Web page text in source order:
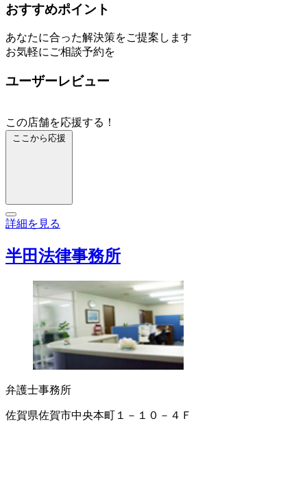
おすすめポイント
あなたに合った解決策をご提案します
お気軽にご相談予約を
ユーザーレビュー
この店舗を応援する！
ここから応援
詳細を見る
半田法律事務所
弁護士事務所
佐賀県佐賀市中央本町１－１０－４Ｆ